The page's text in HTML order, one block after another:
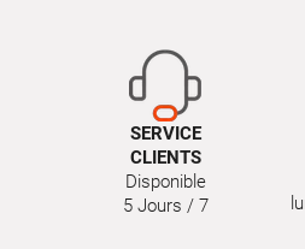
SERVICE
CLIENTS
Disponible
5 Jours / 7